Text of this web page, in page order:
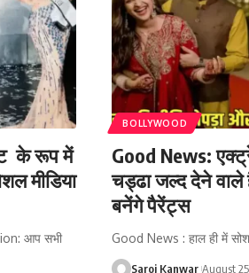
के रूप में
मीडिया
आप सभी
BOLLYWOOD
Good News:
चड्ढा जल्द देने वाले
बनेंगे पैरेंट्स
Good News : हाल ही में
Saroj Kanwar August